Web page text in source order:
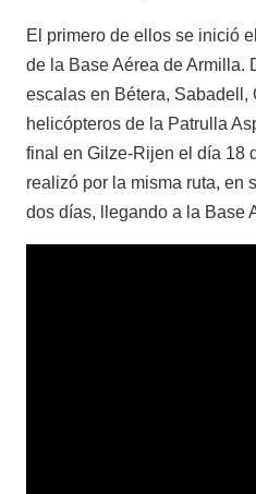
El primero de ellos se inició
de la Base Aérea de Armilla.
escalas en Bétera, Sabadell,
helicópteros de la Patrulla
final en Gilze-Rijen el día 18
realizó por la misma ruta, en
dos días, llegando a la Base